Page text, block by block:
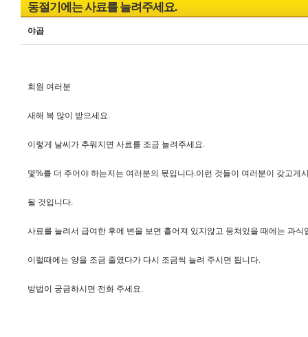
동절기에는 사료를 늘려주세요.
야곱
회원 여러분
새해 복 많이 받으세요.
이렇게 날씨가 추워지면 사료를 조금 늘려주세요.
몇%를 더 주어야 하는지는 여러분의 몫입니다.이런 것들이 여러분이 갖고게
될 것입니다.
사료를 늘려서 급여한 후에 변을 보면 흩어져 있지않고 뭉쳐있을 때에는 과식
이럴때에는 양을 조금 줄였다가 다시 조금씩 늘려 주시면 됩니다.
방법이 궁금하시면 전화 주세요.